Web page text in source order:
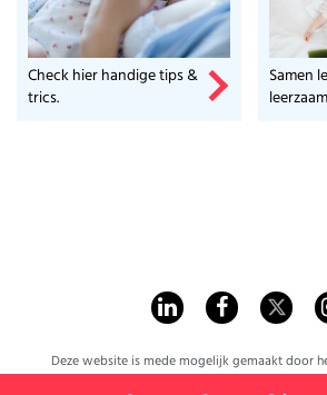
Check hier handige tips &
trics.
Samen
leerzaam
Deze website is mede mogelijk gemaakt door